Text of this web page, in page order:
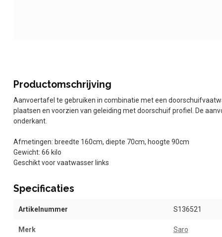
Productomschrijving
Aanvoertafel te gebruiken in combinatie met een
plaatsen en voorzien van geleiding met doorschuif profiel. De
onderkant.
Afmetingen: breedte 160cm, diepte 70cm, hoogte 90cm
Gewicht: 66 kilo
Geschikt voor vaatwasser links
Specificaties
Artikelnummer S136521
Merk Saro